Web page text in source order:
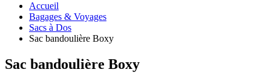
Accueil
Bagages & Voyages
Sacs à Dos
Sac bandoulière Boxy
Sac bandoulière Boxy